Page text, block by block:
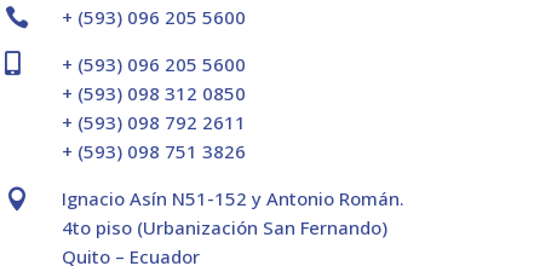

+ (593) 096 205 5600

+ (593) 096 205 5600
+ (593) 098 312 0850
+ (593) 098 792 2611
+ (593) 098 751 3826

Ignacio Asín N51-152 y Antonio Román.
4to piso (Urbanización San Fernando)
Quito – Ecuador